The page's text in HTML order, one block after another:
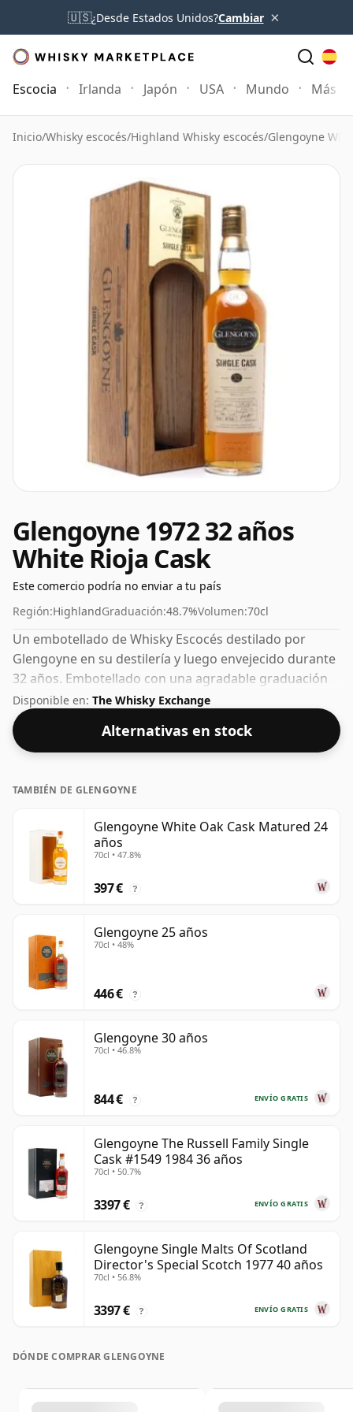
🇺🇸¿Desde Estados Unidos?Cambiar ×
Escocia Irlanda Japón USA Mundo Más
Inicio/Whisky escocés/Highland Whisky escocés/Glengoyne
Glengoyne 1972 32 años
White Rioja Cask
Este comercio podría no enviar a tu país
Región:HighlandGraduación:48.7%Volumen:70cl
Un embotellado de Whisky Escocés destilado por
Glengoyne en su destilería y luego envejecido durante
32 años. Embotellado con una agradable graduación
del 48,7%, este whisky se presenta en una botella de
70 cl.
Disponible en: The Whisky Exchange
Alternativas en stock
TAMBIÉN DE GLENGOYNE
Glengoyne White Oak Cask Matured 24
años
70cl • 47.8%
397 € ?
Glengoyne 25 años
70cl • 48%
446 € ?
Glengoyne 30 años
70cl • 46.8%
ENVÍO GRATIS
844 € ?
Glengoyne The Russell Family Single
Cask #1549 1984 36 años
70cl • 50.7%
ENVÍO GRATIS
3397 € ?
Glengoyne Single Malts Of Scotland
Director's Special Scotch 1977 40 años
70cl • 56.8%
ENVÍO GRATIS
3397 € ?
DÓNDE COMPRAR GLENGOYNE